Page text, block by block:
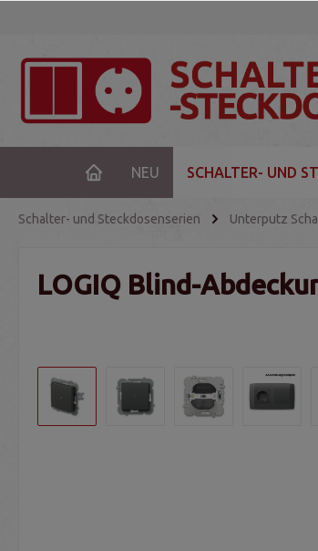
NEU SCHALTER- UND
Schalter- und Steckdosenserien Unterputz
LOGIQ Blind-